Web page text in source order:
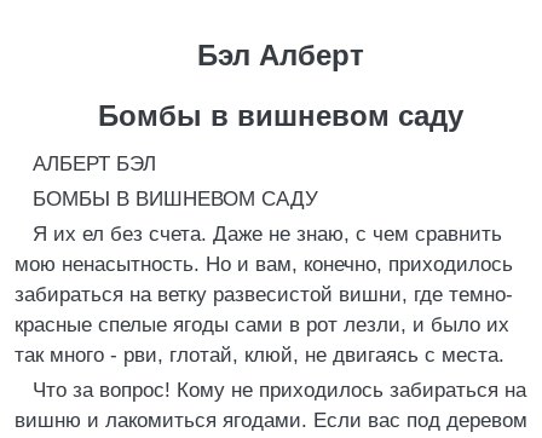
Бэл Алберт
Бомбы в вишневом саду
АЛБЕРТ БЭЛ
БОМБЫ В ВИШНЕВОМ САДУ
Я их ел без счета. Даже не знаю, с чем сравнить
мою ненасытность. Но и вам, конечно, приходилось
забираться на ветку развесистой вишни, где темно-
красные спелые ягоды сами в рот лезли, и было их
так много - рви, глотай, клюй, не двигаясь с места.
Что за вопрос! Кому не приходилось забираться на
вишню и лакомиться ягодами. Если вас под деревом